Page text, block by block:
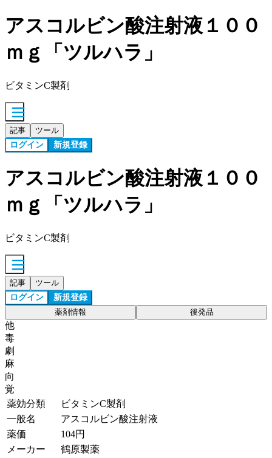
アスコルビン酸注射液１００
ｍｇ「ツルハラ」
ビタミンC製剤
記事 ツール
ログイン 新規登録
アスコルビン酸注射液１００
ｍｇ「ツルハラ」
ビタミンC製剤
記事 ツール
ログイン 新規登録
薬剤情報 後発品
他
毒
劇
麻
向
覚
薬効分類
ビタミンC製剤
一般名
アスコルビン酸注射液
薬価
104円
メーカー
鶴原製薬